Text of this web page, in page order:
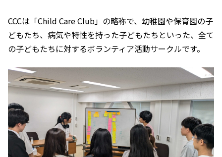
CCCは「Child Care Club」の略称で、幼稚園や保育園の子
どもたち、病気や特性を持った子どもたちといった、全て
の子どもたちに対するボランティア活動サークルです。